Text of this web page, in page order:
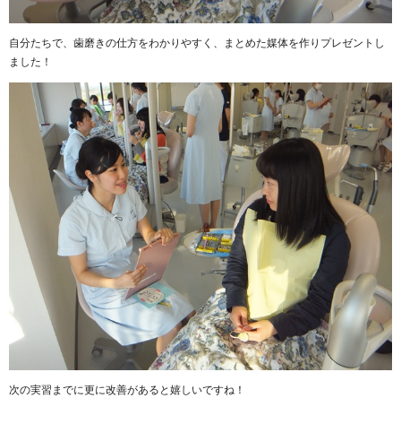
自分たちで、歯磨きの仕方をわかりやすく、まとめた媒体を作りプレゼントし
ました！
次の実習までに更に改善があると嬉しいですね！